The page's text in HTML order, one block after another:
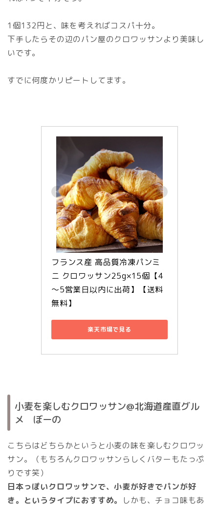
1個132円と、味を考えればコスパ十分。
下手したらその辺のパン屋のクロワッサンより美味し
いです。
すでに何度かリピートしてます。
フランス産 高品質冷凍パンミ
ニ クロワッサン25g×15個【4
～5営業日以内に出荷】【送料
無料】
楽天市場で見る
小麦を楽しむクロワッサン@北海道産直グル
メ ぼーの
こちらはどちらかというと小麦の味を楽しむクロワッ
サン。（もちろんクロワッサンらしくバターもたっぷ
りです笑）
日本っぽいクロワッサンで、小麦が好きでパンが好
き。というタイプにおすすめ。
しかも、チョコ味もあ